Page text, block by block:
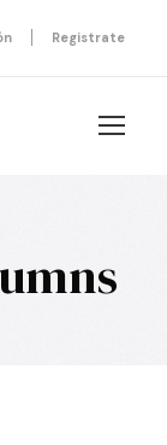
Registrate